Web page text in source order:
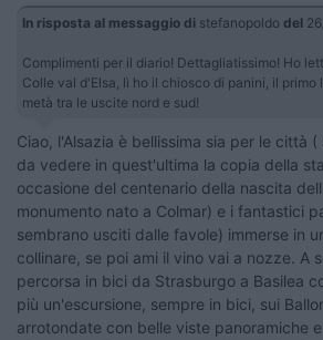
In risposta al messaggio di stefanopoldo del
Complimenti per il diario! Dettagliatissimo! Ho
Colle val d'Elsa, lì ho il chiosco di panini, il primo
metà tra le uscite nord e sud!
Ciao, l'Alsazia è bellissima sia per le città
da vedere in quest'ultima la copia della
occasione del centenario della nascita
monumento nato a Colmar) e i fantastici
sembrano usciti dalle favole) immerse in
collinare, se poi ami il vino vai a nozze. A
percorsa in bici da Strasburgo a Basilea
più un'escursione, sempre in bici, sui
arrotondate con belle viste panoramiche